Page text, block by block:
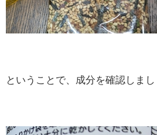
ということで、成分を確認しま